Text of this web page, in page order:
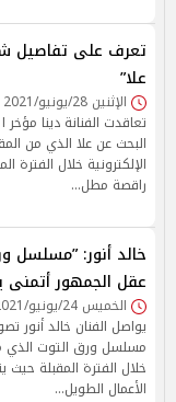
تعرف على تفاصيل
علا”
الإثنين 28/يونيو/2021 - 07:02 ص
تعاقدت الفنانة دينا
البحث عن علا الذي من
الإلكترونية خلال
راقصة مطل…
خالد أنور: ”مسلسل
عقل الجمهور أتمنى
الخميس 24/يونيو/2021 - 12:52 ص
يواصل الفنان خالد أنور
مسلسل ورق التوت الذي
خلال الفترة المقبلة
الأعمال الطويل…